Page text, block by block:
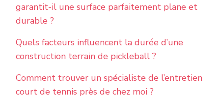
garantit-il une surface parfaitement plane et
durable ?
Quels facteurs influencent la durée d’une
construction terrain de pickleball ?
Comment trouver un spécialiste de l’entretien
court de tennis près de chez moi ?